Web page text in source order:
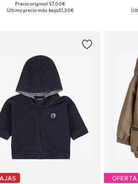
disponibles: 62, 68, 74, 80, 86, 92
Precio original: 57,00€
Último precio más bajo:51,30€
OFERTA